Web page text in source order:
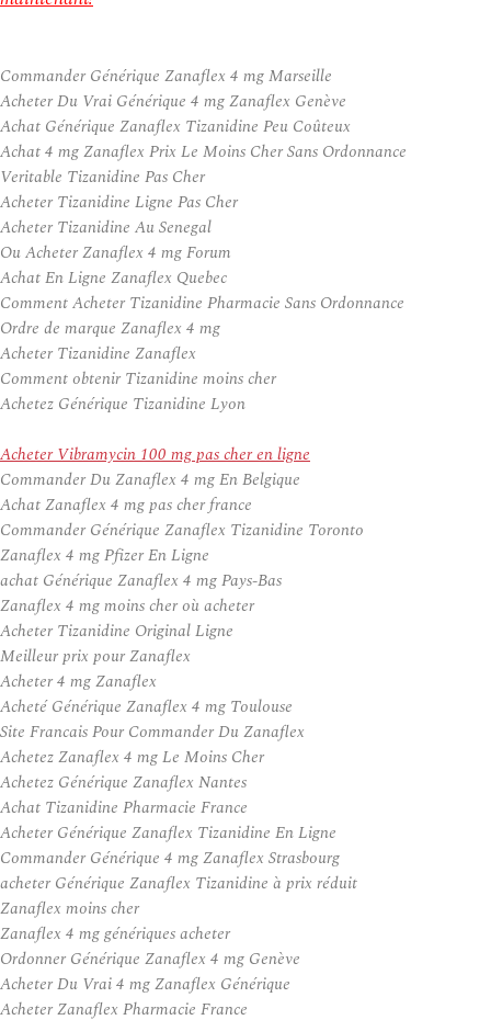
Commander Générique Zanaflex 4 mg Marseille
Acheter Du Vrai Générique 4 mg Zanaflex Genève
Achat Générique Zanaflex Tizanidine Peu Coûteux
Achat 4 mg Zanaflex Prix Le Moins Cher Sans Ordonnance
Veritable Tizanidine Pas Cher
Acheter Tizanidine Ligne Pas Cher
Acheter Tizanidine Au Senegal
Ou Acheter Zanaflex 4 mg Forum
Achat En Ligne Zanaflex Quebec
Comment Acheter Tizanidine Pharmacie Sans Ordonnance
Ordre de marque Zanaflex 4 mg
Acheter Tizanidine Zanaflex
Comment obtenir Tizanidine moins cher
Achetez Générique Tizanidine Lyon
Acheter Vibramycin 100 mg pas cher en ligne
Commander Du Zanaflex 4 mg En Belgique
Achat Zanaflex 4 mg pas cher france
Commander Générique Zanaflex Tizanidine Toronto
Zanaflex 4 mg Pfizer En Ligne
achat Générique Zanaflex 4 mg Pays-Bas
Zanaflex 4 mg moins cher où acheter
Acheter Tizanidine Original Ligne
Meilleur prix pour Zanaflex
Acheter 4 mg Zanaflex
Acheté Générique Zanaflex 4 mg Toulouse
Site Francais Pour Commander Du Zanaflex
Achetez Zanaflex 4 mg Le Moins Cher
Achetez Générique Zanaflex Nantes
Achat Tizanidine Pharmacie France
Acheter Générique Zanaflex Tizanidine En Ligne
Commander Générique 4 mg Zanaflex Strasbourg
acheter Générique Zanaflex Tizanidine à prix réduit
Zanaflex moins cher
Zanaflex 4 mg génériques acheter
Ordonner Générique Zanaflex 4 mg Genève
Acheter Du Vrai 4 mg Zanaflex Générique
Acheter Zanaflex Pharmacie France